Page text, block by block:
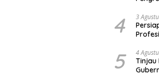
4 3
5 4
Tinjau